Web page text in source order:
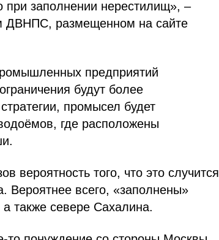
при заполнении нерестилищ», –
ДВНПС, размещенном на сайте
предприятий
будут более
промысел будет
где расположены
вероятность того, что это случится
Вероятнее всего, «заполнены»
а также севере Сахалина.